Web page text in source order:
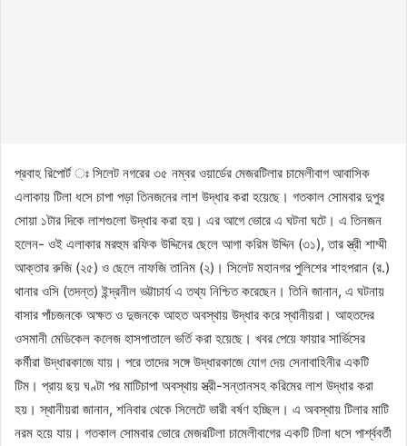
প্রবাহ রিপোর্ট ঃ সিলেট নগরের ৩৫ নম্বর ওয়ার্ডের মেজরটিলার চামেলীবাগ আবাসিক
এলাকায় টিলা ধসে চাপা পড়া তিনজনের লাশ উদ্ধার করা হয়েছে। গতকাল সোমবার দুপুর
সোয়া ১টার দিকে লাশগুলো উদ্ধার করা হয়। এর আগে ভোরে এ ঘটনা ঘটে। এ তিনজন
হলেন- ওই এলাকার মরহুম রফিক উদ্দিনের ছেলে আগা করিম উদ্দিন (৩১), তার স্ত্রী শাম্মী
আক্তার রুজি (২৫) ও ছেলে নাফজি তানিম (২)। সিলেট মহানগর পুলিশের শাহপরান (র.)
থানার ওসি (তদন্ত) ইন্দ্রনীল ভট্টাচার্য এ তথ্য নিশ্চিত করেছেন। তিনি জানান, এ ঘটনায়
বাসার পাঁচজনকে অক্ষত ও দুজনকে আহত অবস্থায় উদ্ধার করে স্থানীয়রা। আহতদের
ওসমানী মেডিকেল কলেজ হাসপাতালে ভর্তি করা হয়েছে। খবর পেয়ে ফায়ার সার্ভিসের
কর্মীরা উদ্ধারকাজে যায়। পরে তাদের সঙ্গে উদ্ধারকাজে যোগ দেয় সেনাবাহিনীর একটি
টিম। প্রায় ছয় ঘণ্টা পর মাটিচাপা অবস্থায় স্ত্রী-সন্তানসহ করিমের লাশ উদ্ধার করা
হয়। স্থানীয়রা জানান, শনিবার থেকে সিলেটে ভারী বর্ষণ হচ্ছিল। এ অবস্থায় টিলার মাটি
নরম হয়ে যায়। গতকাল সোমবার ভোরে মেজরটিলা চামেলীবাগের একটি টিলা ধসে পার্শ্ববর্তী